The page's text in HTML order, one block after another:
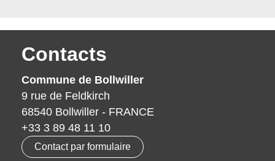
Contacts
Commune de Bollwiller
9 rue de Feldkirch
68540 Bollwiller - FRANCE
+33 3 89 48 11 10
Contact par formulaire